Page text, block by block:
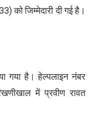
जिम्मेदारी दी गई है।
गया है। हेल्पलाइन नंबर
में प्रवीण रावत